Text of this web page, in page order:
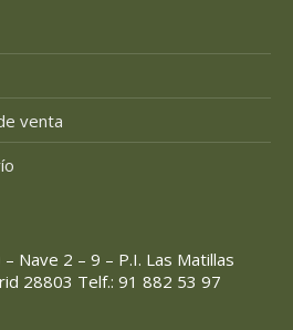
venta
Nave 2 – 9 – P.I. Las Matillas
28803 Telf.: 91 882 53 97